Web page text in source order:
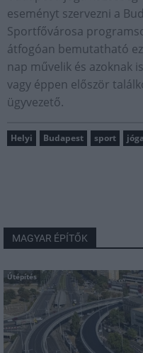
eseményt szervezni a
Sportfővárosa
átfogóan bemutatható
nap művelik és azoknak
vagy éppen először
ügyvezető.
Helyi Budapest sport jóga
MAGYAR ÉPÍTŐK
Útépítés